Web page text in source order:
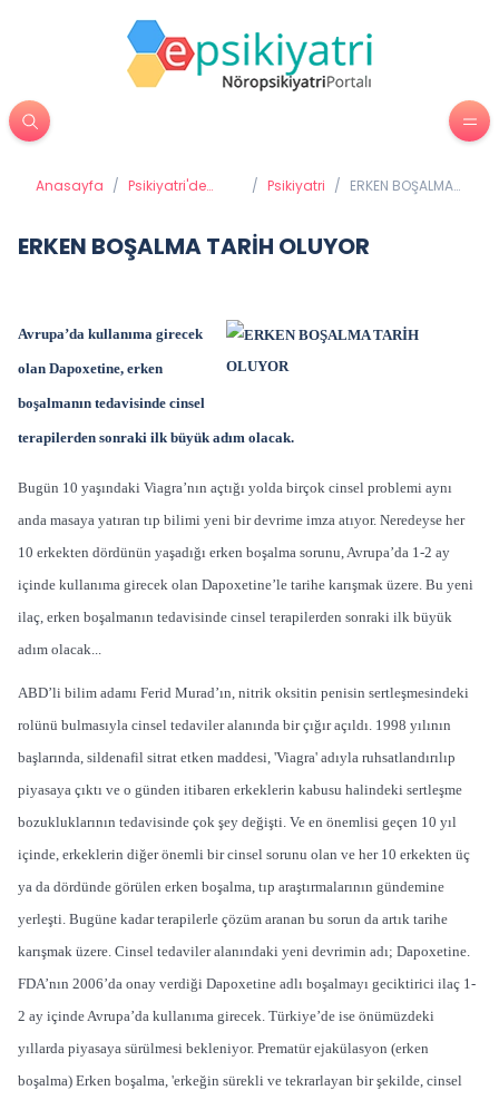
Anasayfa / Psikiyatri'de
/ Psikiyatri / ERKEN BOŞALMA
ERKEN BOŞALMA TARİH OLUYOR
Avrupa’da kullanıma girecek
olan Dapoxetine, erken
boşalmanın tedavisinde cinsel
terapilerden sonraki ilk büyük adım olacak.
Bugün 10 yaşındaki Viagra’nın açtığı yolda birçok cinsel problemi aynı
anda masaya yatıran tıp bilimi yeni bir devrime imza atıyor. Neredeyse her
10 erkekten dördünün yaşadığı erken boşalma sorunu, Avrupa’da 1-2 ay
içinde kullanıma girecek olan Dapoxetine’le tarihe karışmak üzere. Bu yeni
ilaç, erken boşalmanın tedavisinde cinsel terapilerden sonraki ilk büyük
adım olacak...
ABD’li bilim adamı Ferid Murad’ın, nitrik oksitin penisin sertleşmesindeki
rolünü bulmasıyla cinsel tedaviler alanında bir çığır açıldı. 1998 yılının
başlarında, sildenafil sitrat etken maddesi, 'Viagra' adıyla ruhsatlandırılıp
piyasaya çıktı ve o günden itibaren erkeklerin kabusu halindeki sertleşme
bozukluklarının tedavisinde çok şey değişti. Ve en önemlisi geçen 10 yıl
içinde, erkeklerin diğer önemli bir cinsel sorunu olan ve her 10 erkekten üç
ya da dördünde görülen erken boşalma, tıp araştırmalarının gündemine
yerleşti. Bugüne kadar terapilerle çözüm aranan bu sorun da artık tarihe
karışmak üzere. Cinsel tedaviler alanındaki yeni devrimin adı; Dapoxetine.
FDA’nın 2006’da onay verdiği Dapoxetine adlı boşalmayı geciktirici ilaç 1-
2 ay içinde Avrupa’da kullanıma girecek. Türkiye’de ise önümüzdeki
yıllarda piyasaya sürülmesi bekleniyor. Prematür ejakülasyon (erken
boşalma) Erken boşalma, 'erkeğin sürekli ve tekrarlayan bir şekilde, cinsel